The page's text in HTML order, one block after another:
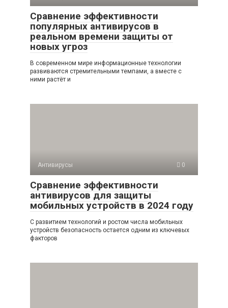
Сравнение эффективности
популярных антивирусов в
реальном времени защиты от
новых угроз
В современном мире информационные технологии
развиваются стремительными темпами, а вместе с
ними растёт и
Антивирусы 0
Сравнение эффективности
антивирусов для защиты
мобильных устройств в 2024 году
С развитием технологий и ростом числа мобильных
устройств безопасность остается одним из ключевых
факторов